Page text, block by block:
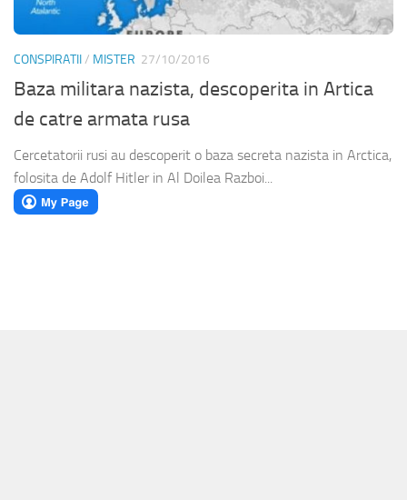
CONSPIRATII/ MISTER 27/10/2016
Baza militara nazista, descoperita in Artica
de catre armata rusa
Cercetatorii rusi au descoperit o baza secreta nazista in Arctica,
folosita de Adolf Hitler in Al Doilea Razboi...